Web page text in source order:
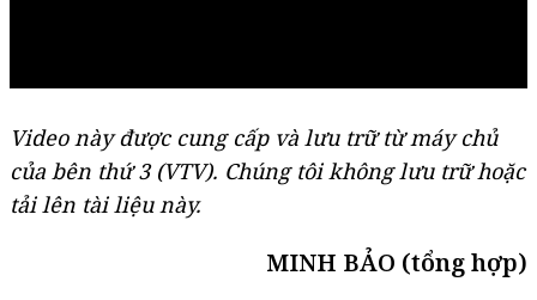
Video này được cung cấp và lưu trữ từ máy chủ
của bên thứ 3 (VTV). Chúng tôi không lưu trữ hoặc
tải lên tài liệu này.
MINH BẢO (tổng hợp)